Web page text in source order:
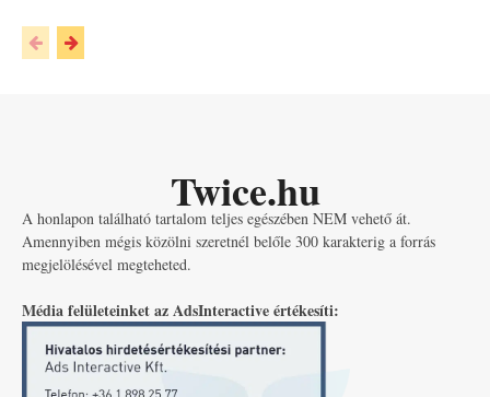
Twice.hu
A honlapon található tartalom teljes egészében NEM vehető át.
Amennyiben mégis közölni szeretnél belőle 300 karakterig a forrás
megjelölésével megteheted.
Média felületeinket az AdsInteractive értékesíti: